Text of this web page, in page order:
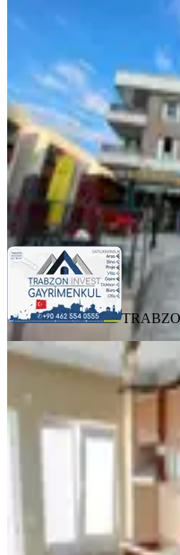
Ortahisar,
2+1·120
27.000 ₺
TRABZON İNVEST Resul
Ara
BALKONLU
Net
Sahilde
Ortahisar,
· 150
23.000 ₺